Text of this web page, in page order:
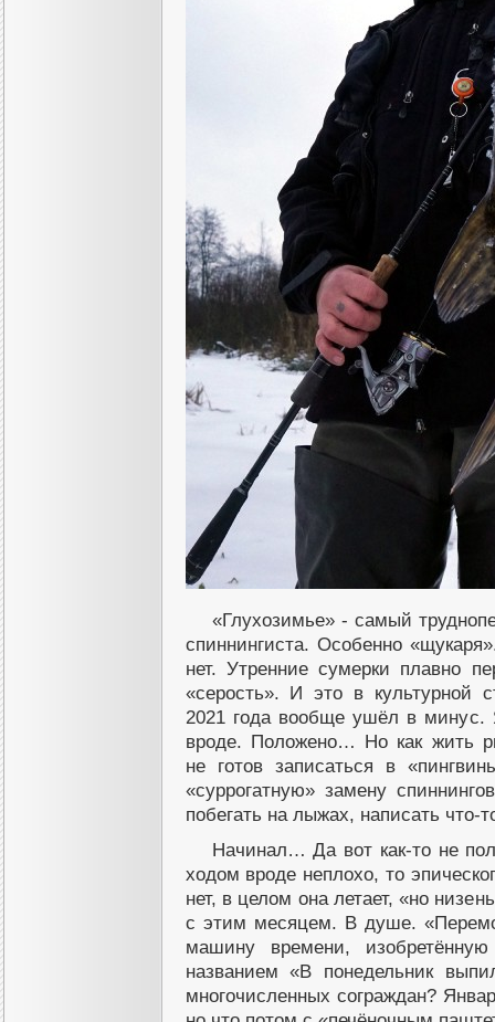
«Глухозимье» - самый
спиннингиста. Особенно
нет. Утренние сумерки плавно
«серость». И это в культурной
2021 года вообще ушёл в
вроде. Положено… Но как жить
не готов записаться в
«суррогатную» замену
побегать на лыжах, написать что-
Начинал… Да вот как-то не
ходом вроде неплохо, то
нет, в целом она летает, «но
с этим месяцем. В душе.
машину времени,
названием «В понедельник
многочисленных сограждан?